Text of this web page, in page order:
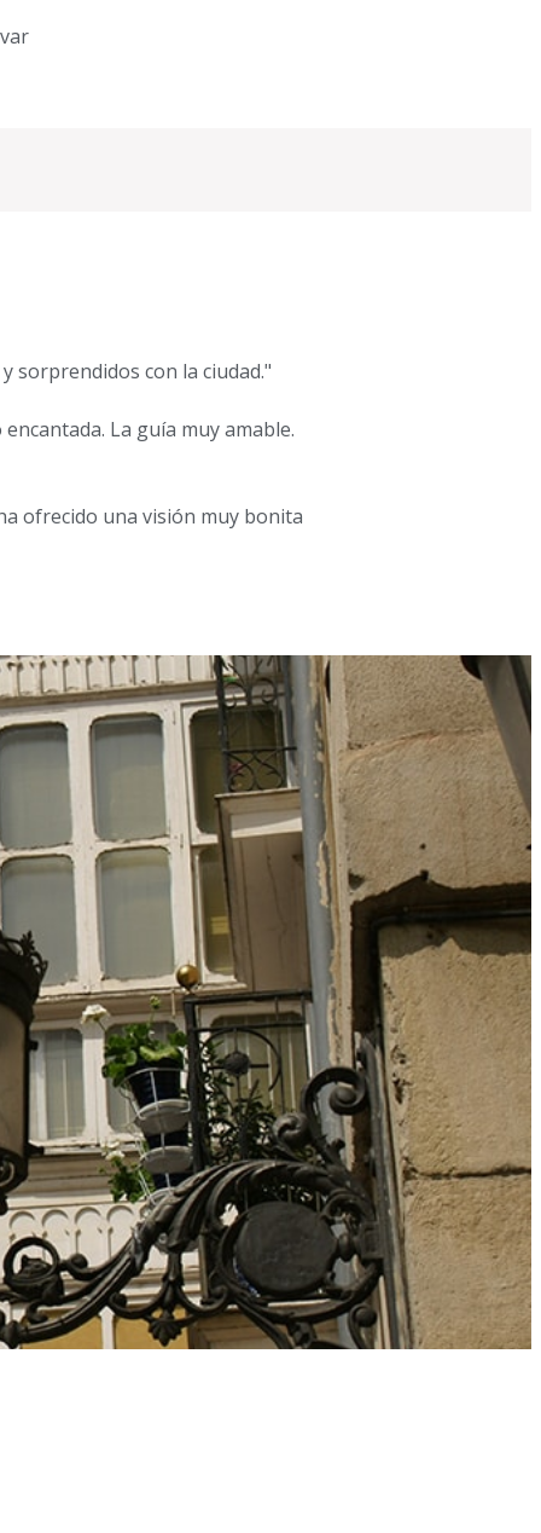
sorprendidos con la ciudad."
La guía muy amable.
ofrecido una visión muy bonita